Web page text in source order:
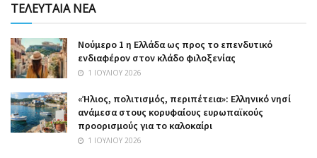
ΤΕΛΕΥΤΑΙΑ ΝΕΑ
Nούμερο 1 η Ελλάδα ως προς το επενδυτικό
ενδιαφέρον στον κλάδο φιλοξενίας
1 ΙΟΥΛΊΟΥ 2026
«Ήλιος, πολιτισμός, περιπέτεια»: Ελληνικό νησί
ανάμεσα στους κορυφαίους ευρωπαϊκούς
προορισμούς για το καλοκαίρι
1 ΙΟΥΛΊΟΥ 2026